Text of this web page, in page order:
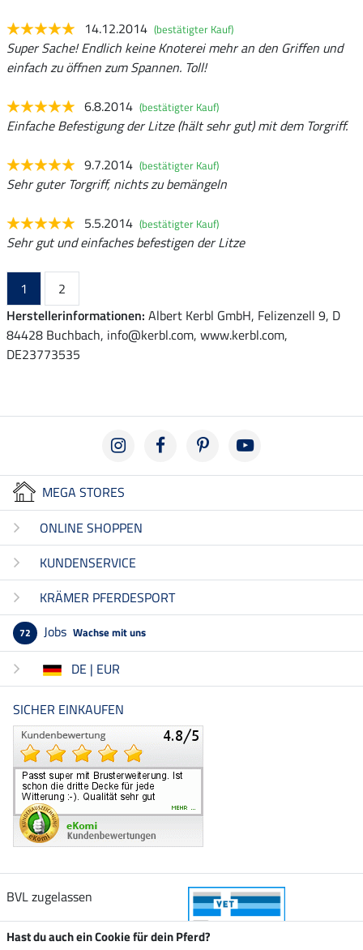
14.12.2014 (bestätigter Kauf)
Super Sache! Endlich keine Knoterei mehr an den Griffen und
einfach zu öffnen zum Spannen. Toll!
6.8.2014 (bestätigter Kauf)
Einfache Befestigung der Litze (hält sehr gut) mit dem Torgriff.
9.7.2014 (bestätigter Kauf)
Sehr guter Torgriff, nichts zu bemängeln
5.5.2014 (bestätigter Kauf)
Sehr gut und einfaches befestigen der Litze
1
2
Herstellerinformationen: Albert Kerbl GmbH, Felizenzell 9, D
84428 Buchbach, info@kerbl.com, www.kerbl.com,
DE23773535
MEGA STORES
ONLINE SHOPPEN
KUNDENSERVICE
KRÄMER PFERDESPORT
72 Jobs Wachse mit uns
DE | EUR
SICHER EINKAUFEN
BVL zugelassen
Hast du auch ein Cookie für dein Pferd?